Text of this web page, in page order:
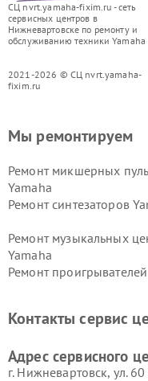
СЦ nvrt.yamaha-fixim.ru - сеть
сервисных центров в
Нижневартовске по ремонту и
обслуживанию техники Yamaha
2021-2026 © СЦ nvrt.yamaha-
fixim.ru
Мы ремонтируем
Ремонт микшерных
Yamaha
Ремонт синтезаторов
Ремонт музыкальных
Yamaha
Ремонт проигрывателей
Yamaha
Контакты сервис
Адрес сервисного
г. Нижневартовск, ул.